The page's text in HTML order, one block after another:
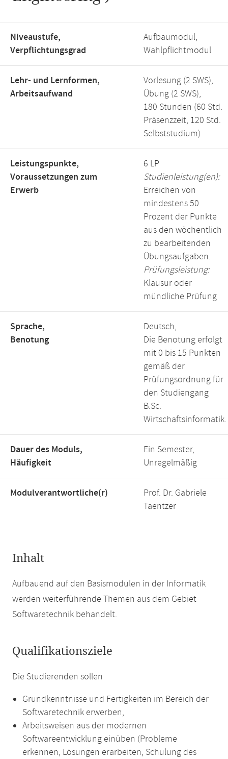
Niveaustufe,
Verpflichtungsgrad
Aufbaumodul,
Wahlpflichtmodul
Lehr- und Lernformen,
Arbeitsaufwand
Vorlesung (2 SWS),
Übung (2 SWS),
180 Stunden (60 Std.
Präsenzzeit, 120 Std.
Selbststudium)
Leistungspunkte,
Voraussetzungen zum
Erwerb
6 LP
Studienleistung(en):
Erreichen von
mindestens 50
Prozent der Punkte
aus den wöchentlich
zu bearbeitenden
Übungsaufgaben.
Prüfungsleistung:
Klausur oder
mündliche Prüfung
Sprache,
Benotung
Deutsch,
Die Benotung erfolgt
mit 0 bis 15 Punkten
gemäß der
Prüfungsordnung für
den Studiengang
B.Sc.
Wirtschaftsinformatik.
Dauer des Moduls,
Häufigkeit
Ein Semester,
Unregelmäßig
Modulverantwortliche(r)
Prof. Dr. Gabriele
Taentzer
Inhalt
Aufbauend auf den Basismodulen in der Informatik
werden weiterführende Themen aus dem Gebiet
Softwaretechnik behandelt.
Qualifikationsziele
Die Studierenden sollen
Grundkenntnisse und Fertigkeiten im Bereich der
Softwaretechnik erwerben,
Arbeitsweisen aus der modernen
Softwareentwicklung einüben (Probleme
erkennen, Lösungen erarbeiten, Schulung des